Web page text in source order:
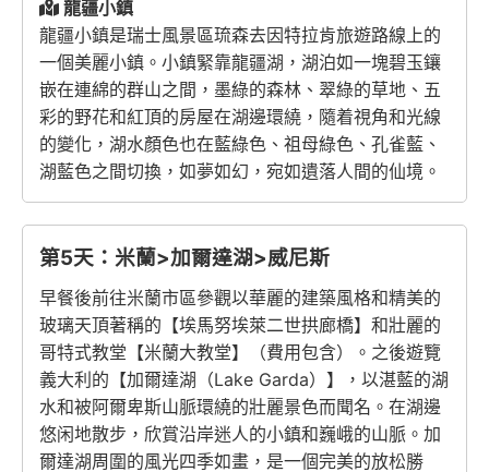
龍疆小鎮
龍疆小鎮是瑞士風景區琉森去因特拉肯旅遊路線上的
一個美麗小鎮。小鎮緊靠龍疆湖，湖泊如一塊碧玉鑲
嵌在連綿的群山之間，墨綠的森林、翠綠的草地、五
彩的野花和紅頂的房屋在湖邊環繞，隨着視角和光線
的變化，湖水顏色也在藍綠色、祖母綠色、孔雀藍、
湖藍色之間切換，如夢如幻，宛如遺落人間的仙境。
第5天：米蘭>加爾達湖>威尼斯
早餐後前往米蘭市區參觀以華麗的建築風格和精美的
玻璃天頂著稱的【埃馬努埃萊二世拱廊橋】和壯麗的
哥特式教堂【米蘭大教堂】（費用包含）。之後遊覽
義大利的【加爾達湖（Lake Garda）】，以湛藍的湖
水和被阿爾卑斯山脈環繞的壯麗景色而聞名。在湖邊
悠闲地散步，欣賞沿岸迷人的小鎮和巍峨的山脈。加
爾達湖周圍的風光四季如畫，是一個完美的放松勝